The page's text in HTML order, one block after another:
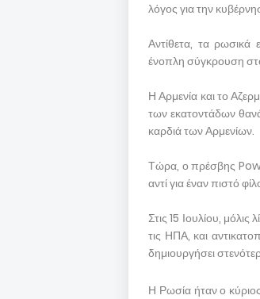
λόγος για την
Αντίθετα, τα ρωσικά
ένοπλη σύγκρουση
Η Αρμενία και το
των εκατοντάδων
καρδιά των Αρμενίων.
Τώρα, ο πρέσβης
αντί για έναν πιστό
Στις 15 Ιουλίου,
τις ΗΠΑ, και
δημιουργήσει
Η Ρωσία ήταν ο κύριος